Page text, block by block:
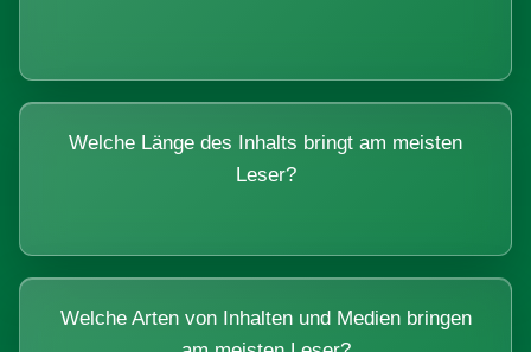
Welche Länge des Inhalts bringt am meisten
Leser?
Welche Arten von Inhalten und Medien bringen